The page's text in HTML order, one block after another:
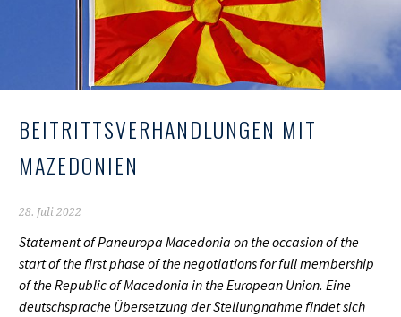
BEITRITTSVERHANDLUNGEN MIT
MAZEDONIEN
28. Juli 2022
Statement of Paneuropa Macedonia on the occasion of the
start of the first phase of the negotiations for full membership
of the Republic of Macedonia in the European Union. Eine
deutschsprache Übersetzung der Stellungnahme findet sich